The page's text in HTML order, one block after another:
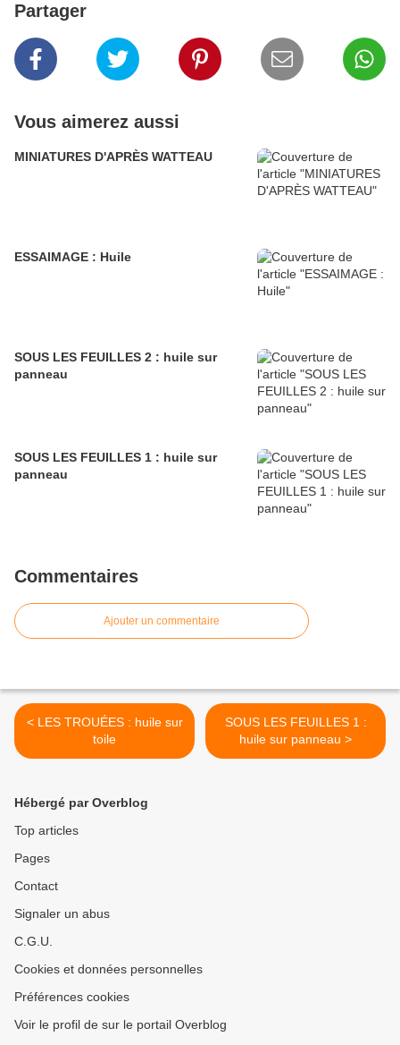
Partager
Vous aimerez aussi
MINIATURES D'APRÈS WATTEAU
ESSAIMAGE : Huile
SOUS LES FEUILLES 2 : huile sur
panneau
SOUS LES FEUILLES 1 : huile sur
panneau
Commentaires
Ajouter un commentaire
< LES TROUÉES : huile sur
toile
SOUS LES FEUILLES 1 :
huile sur panneau >
Hébergé par Overblog
Top articles
Pages
Contact
Signaler un abus
C.G.U.
Cookies et données personnelles
Préférences cookies
Voir le profil de sur le portail Overblog